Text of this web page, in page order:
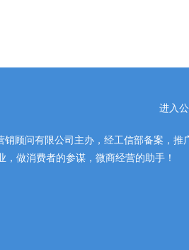
进入
顾问有限公司主办，经工信部备案，推
做消费者的参谋，微商经营的助手！